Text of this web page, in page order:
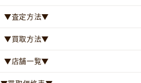
▼査定方法▼
▼買取方法▼
▼店舗一覧▼